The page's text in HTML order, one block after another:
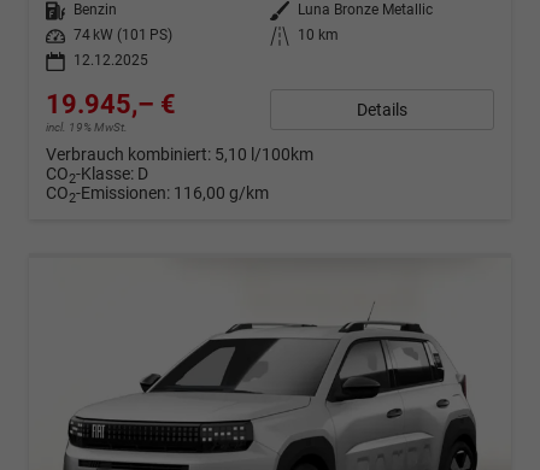
Kraftstoff
Benzin Außenfarbe
Luna Bronze Metallic
Leistung
74 kW (101 PS) Kilometerstand
10 km
12.12.2025
19.945,– €
incl. 19% MwSt.
Details
Verbrauch kombiniert: 5,10 l/100km
CO2-Klasse: D
CO2-Emissionen: 116,00 g/km